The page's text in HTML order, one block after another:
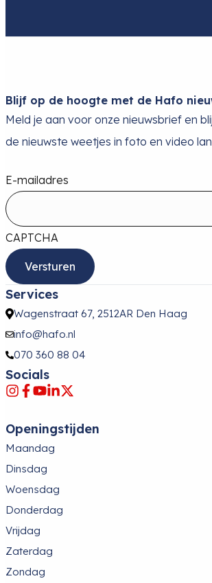
Blijf op de hoogte met de Hafo
Meld je aan voor onze nieuwsbrief en
de nieuwste weetjes in foto en video
E-mailadres
CAPTCHA
Services
Wagenstraat 67, 2512AR Den Haag
info@hafo.nl
070 360 88 04
Socials
Openingstijden
Maandag
Dinsdag
Woensdag
Donderdag
Vrijdag
Zaterdag
Zondag